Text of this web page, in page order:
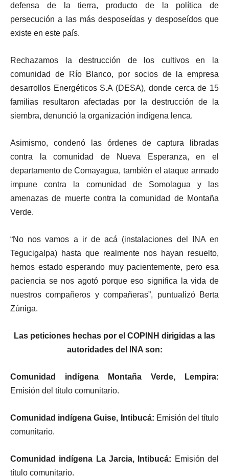
defensa de la tierra, producto de la política de
persecución a las más desposeídas y desposeídos que
existe en este país.
Rechazamos la destrucción de los cultivos en la
comunidad de Río Blanco, por socios de la empresa
desarrollos Energéticos S.A (DESA), donde cerca de 15
familias resultaron afectadas por la destrucción de la
siembra, denunció la organización indígena lenca.
Asimismo, condenó las órdenes de captura libradas
contra la comunidad de Nueva Esperanza, en el
departamento de Comayagua, también el ataque armado
impune contra la comunidad de Somolagua y las
amenazas de muerte contra la comunidad de Montaña
Verde.
“No nos vamos a ir de acá (instalaciones del INA en
Tegucigalpa) hasta que realmente nos hayan resuelto,
hemos estado esperando muy pacientemente, pero esa
paciencia se nos agotó porque eso significa la vida de
nuestros compañeros y compañeras”, puntualizó Berta
Zúniga.
Las peticiones hechas por el COPINH dirigidas a las
autoridades del INA son:
Comunidad indígena Montaña Verde, Lempira:
Emisión del título comunitario.
Comunidad indígena Guise, Intibucá: Emisión del título
comunitario.
Comunidad indígena La Jarcia, Intibucá: Emisión del
título comunitario.